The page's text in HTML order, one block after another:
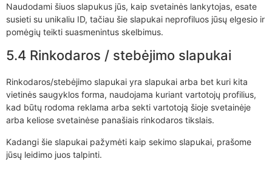
Naudodami šiuos slapukus jūs, kaip svetainės lankytojas, esate
susieti su unikaliu ID, tačiau šie slapukai neprofiluos jūsų elgesio ir
pomėgių teikti suasmenintus skelbimus.
5.4 Rinkodaros / stebėjimo slapukai
Rinkodaros/stebėjimo slapukai yra slapukai arba bet kuri kita
vietinės saugyklos forma, naudojama kuriant vartotojų profilius,
kad būtų rodoma reklama arba sekti vartotoją šioje svetainėje
arba keliose svetainėse panašiais rinkodaros tikslais.
Kadangi šie slapukai pažymėti kaip sekimo slapukai, prašome
jūsų leidimo juos talpinti.